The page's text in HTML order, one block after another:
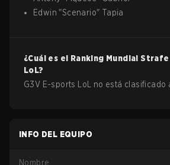
Edwin "Scenario" Tapia
¿Cuál es el Ranking Mundial
LoL?
G3V E-sports LoL no está clasificado
INFO DEL EQUIPO
Nombre